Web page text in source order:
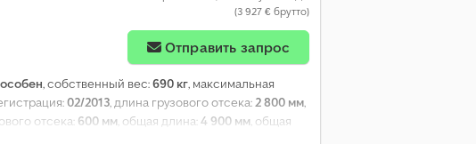
(3 927 € брутто)
Отправить запрос
, собственный вес:690 кг, максимальная
02/2013, длина грузового отсека:2 800 мм,
отсека: 600 мм, общая длина:4 900 мм, общая